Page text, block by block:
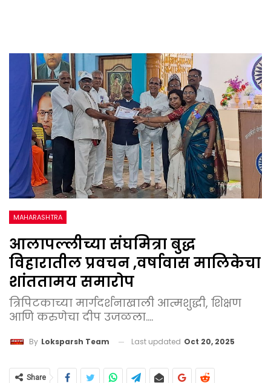
MAHARASHTRA
आलापल्लीच्या संघमित्रा बुद्ध
विहारातील प्रवचन ,वर्षावास मालिकेचा
शांततामय समारोप
त्रिपिटकाच्या मार्गदर्शनाखाली आत्मशुद्धी, शिक्षण
आणि करुणेचा दीप उजळला....
By Loksparsh Team Last updated Oct 20, 2025
Share